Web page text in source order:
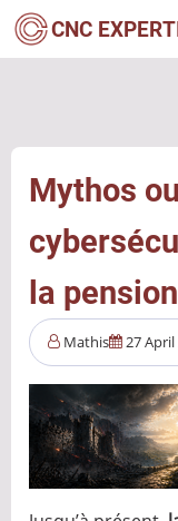
Aller
au
CNC
Mythos
la
Mathis 27 April